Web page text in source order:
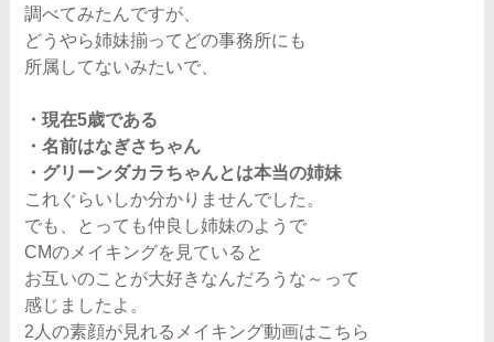
調べてみたんですが、
どうやら姉妹揃ってどの事務所にも
所属してないみたいで、
・現在5歳である
・名前はなぎさちゃん
・グリーンダカラちゃんとは本当の姉妹
これぐらいしか分かりませんでした。
でも、とっても仲良し姉妹のようで
CMのメイキングを見ていると
お互いのことが大好きなんだろうな～って
感じましたよ。
2人の素顔が見れるメイキング動画はこちら